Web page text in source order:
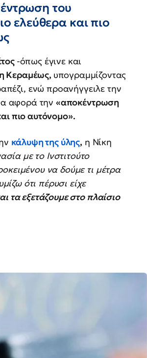
του
ελεύθερα και πιο
-όπως έγινε και
Κεραμέως, υπογραμμίζοντας
ενώ προανήγγειλε την
αφορά την «αποκέντρωση
πιο αυτόνομο».
κάλυψη της ύλης, η Νίκη
με το Ινστιτούτο
να δούμε τι μέτρα
ότι πέρυσι είχε
τα εξετάζουμε στο πλαίσιο